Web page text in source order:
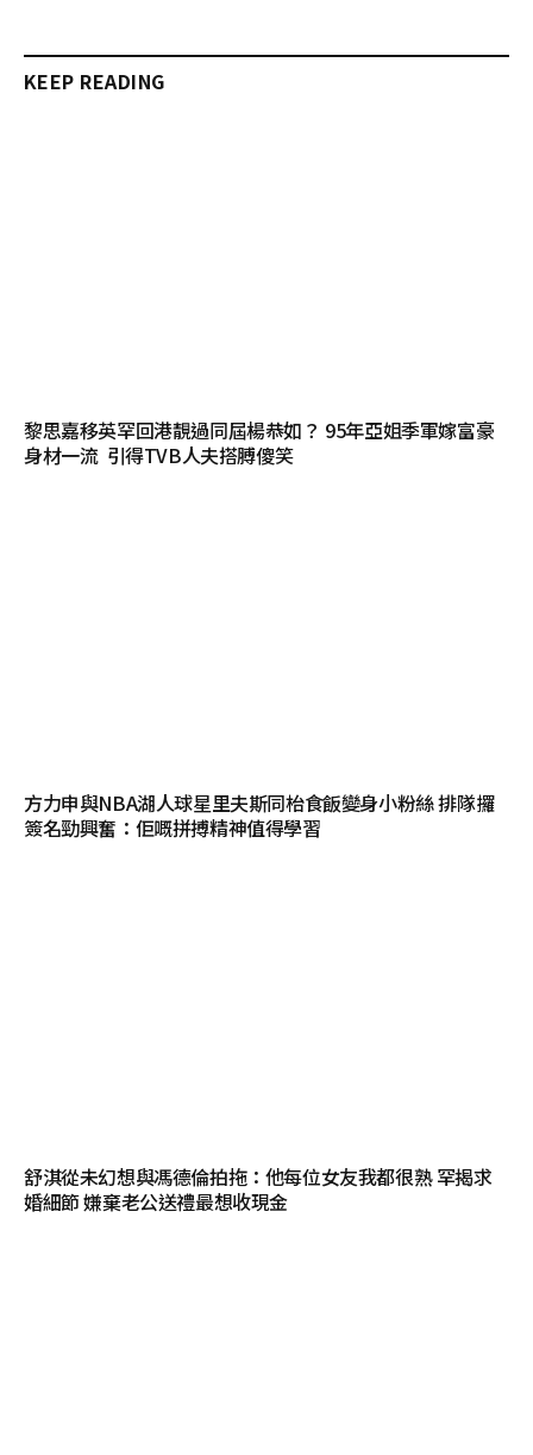
KEEP READING
黎思嘉移英罕回港靚過同屆楊恭如？ 95年亞姐季軍嫁富豪
身材一流 引得TVB人夫搭膊傻笑
方力申與NBA湖人球星里夫斯同枱食飯變身小粉絲 排隊攞
簽名勁興奮：佢嘅拼搏精神值得學習
舒淇從未幻想與馮德倫拍拖：他每位女友我都很熟 罕揭求
婚細節 嫌棄老公送禮最想收現金